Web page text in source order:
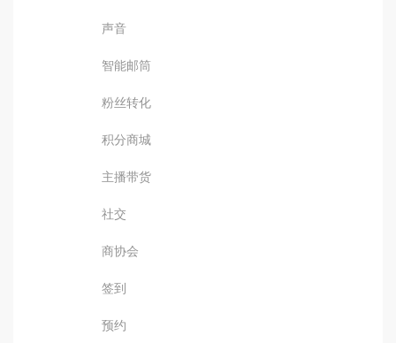
声音
智能邮筒
粉丝转化
积分商城
主播带货
社交
商协会
签到
预约